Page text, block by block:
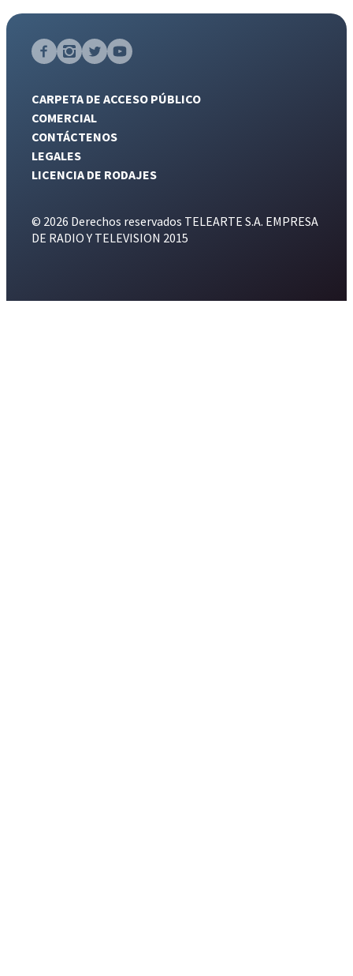
CARPETA DE ACCESO PÚBLICO
COMERCIAL
CONTÁCTENOS
LEGALES
LICENCIA DE RODAJES
© 2026 Derechos reservados TELEARTE S.A. EMPRESA
DE RADIO Y TELEVISION 2015